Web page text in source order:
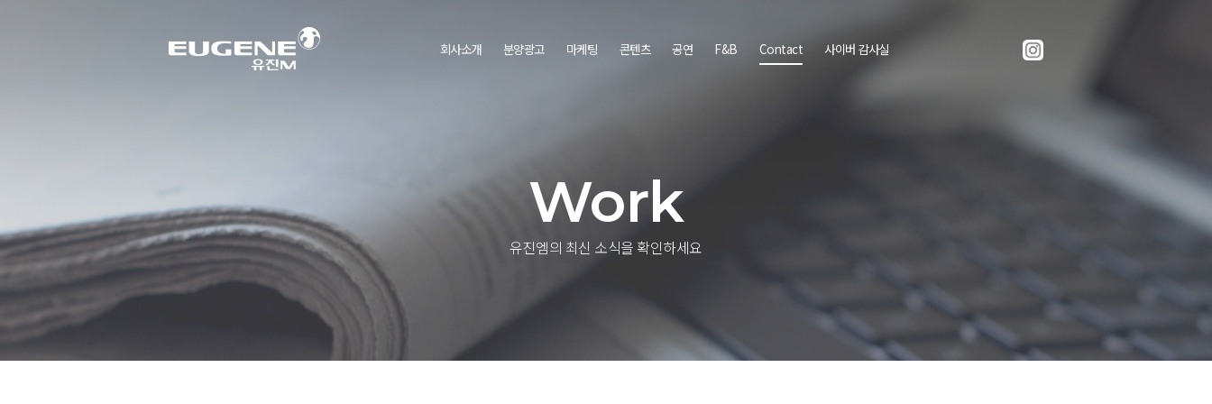
회사소개 분양광고 마케팅 콘텐츠 공연 F&B Contact 사이버 감사실
Work
유진엠의 최신 소식을 확인하세요